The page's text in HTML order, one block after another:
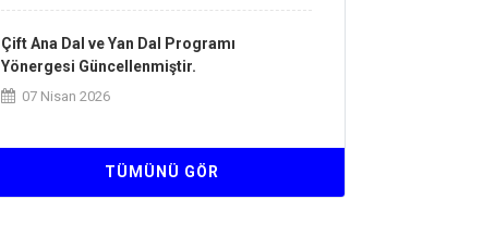
Çift Ana Dal ve Yan Dal Programı
Yönergesi Güncellenmiştir.
07 Nisan 2026
Kurum İçi ve Kurumlararası Yatay Geçiş
Esaslarına İlişkin Yönergesi
TÜMÜNÜ GÖR